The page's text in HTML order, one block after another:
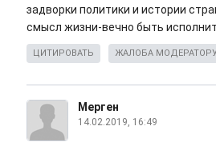
задворки политики и истории
смысл жизни-вечно быть
ЦИТИРОВАТЬ ЖАЛОБА
Мерген
14.02.2019, 16:49